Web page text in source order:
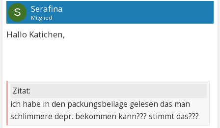
S Serafina
Mitglied
Hallo Katichen,
Zitat:
ich habe in den packungsbeilage gelesen das man
schlimmere depr. bekommen kann??? stimmt das???